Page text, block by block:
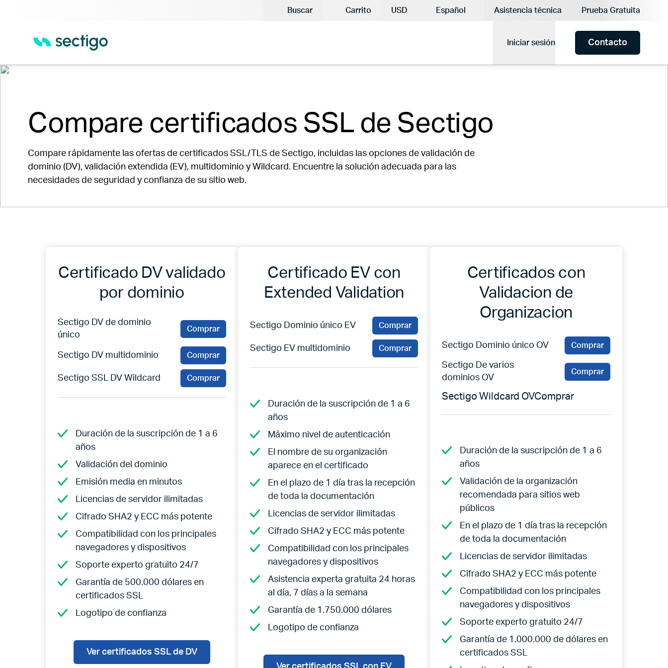
Buscar Carrito Moneda actual:
USD
Español
Asistencia técnica Prueba Gratuita
Iniciar sesión Contacto
Compare certificados SSL de Sectigo
Compare rápidamente las ofertas de certificados SSL/TLS de Sectigo, incluidas las opciones de validación de
dominio (DV), validación extendida (EV), multidominio y Wildcard. Encuentre la solución adecuada para las
necesidades de seguridad y confianza de su sitio web.
Certificado DV validado
por dominio
Sectigo DV de dominio
único
Comprar
Sectigo DV multidominio Comprar
Sectigo SSL DV Wildcard Comprar
Duración de la suscripción de 1 a 6
años
Validación del dominio
Emisión media en minutos
Licencias de servidor ilimitadas
Cifrado SHA2 y ECC más potente
Compatibilidad con los principales
navegadores y dispositivos
Soporte experto gratuito 24/7
Garantía de 500.000 dólares en
certificados SSL
Logotipo de confianza
Ver certificados SSL de DV
Certificado EV con
Extended Validation
Sectigo Dominio único EV Comprar
Sectigo EV multidominio Comprar
Duración de la suscripción de 1 a 6
años
Máximo nivel de autenticación
El nombre de su organización
aparece en el certificado
En el plazo de 1 día tras la recepción
de toda la documentación
Licencias de servidor ilimitadas
Cifrado SHA2 y ECC más potente
Compatibilidad con los principales
navegadores y dispositivos
Asistencia experta gratuita 24 horas
al día, 7 días a la semana
Garantía de 1.750.000 dólares
Logotipo de confianza
Certificados con
Validacion de
Organizacion
Sectigo Dominio único OV Comprar
Sectigo De varios
dominios OV
Comprar
Sectigo Wildcard OVComprar
Duración de la suscripción de 1 a 6
años
Validación de la organización
recomendada para sitios web
públicos
En el plazo de 1 día tras la recepción
de toda la documentación
Licencias de servidor ilimitadas
Cifrado SHA2 y ECC más potente
Compatibilidad con los principales
navegadores y dispositivos
Soporte experto gratuito 24/7
Garantía de 1.000.000 de dólares en
certificados SSL